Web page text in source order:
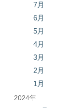
7月
6月
5月
4月
3月
2月
1月
2024年